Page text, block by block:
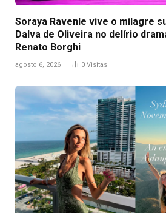
Soraya Ravenle vive o milagre
Dalva de Oliveira no delírio
Renato Borghi
agosto 6, 2026 0 Visitas